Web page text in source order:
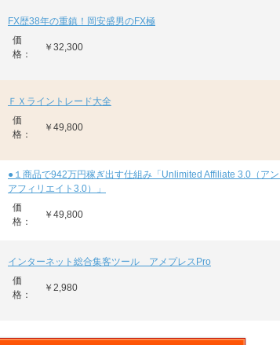
FX歴38年の重鎮！岡安盛男のFX極
価
格：
￥32,300
ＦＸライントレード大全
価
格：
￥49,800
●１商品で942万円稼ぎ出す仕組み「Unlimited Affiliate 3.0（ア
アフィリエイト3.0）」
価
格：
￥49,800
インターネット総合集客ツール アメプレスPro
価
格：
￥2,980